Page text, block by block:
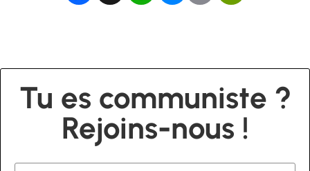
Tu es communiste ?
Rejoins-nous !